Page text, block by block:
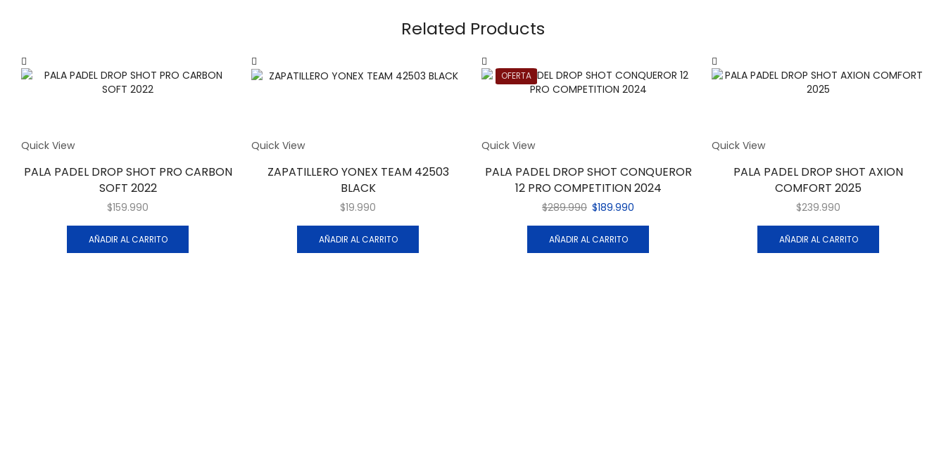
Related Products
Quick View
PALA PADEL DROP SHOT PRO CARBON
SOFT 2022
$159.990
AÑADIR AL CARRITO
Quick View
ZAPATILLERO YONEX TEAM 42503
BLACK
$19.990
AÑADIR AL CARRITO
OFERTA
Quick View
PALA PADEL DROP SHOT CONQUEROR
12 PRO COMPETITION 2024
$289.990 $189.990
AÑADIR AL CARRITO
Quick View
PALA PADEL DROP SHOT AXION
COMFORT 2025
$239.990
AÑADIR AL CARRITO